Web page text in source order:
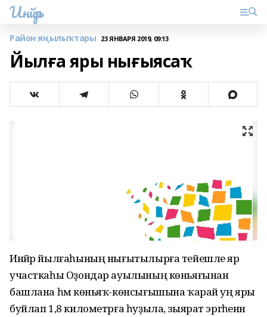
Инйәр
Район яңылыҡтары 23 ЯНВАРЯ 2019, 09:13
Йылға яры нығыясаҡ
Инйәр йылғаһының нығытылырға тейешле яр
участкаһы Оҙондар ауылының көньяғынан
башлана һәм көньяҡ-көнсығышына ҡарай уң яры
буйлап 1,8 километрға һуҙыла, зыярат эргәһенән